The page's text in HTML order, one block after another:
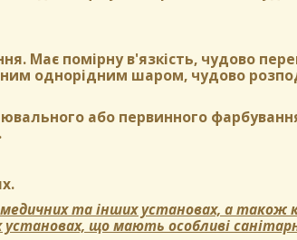
Має помірну в'язкість, чудово
однорідним шаром, чудово
або первинного
та інших установах, а також
установах, що мають особливі